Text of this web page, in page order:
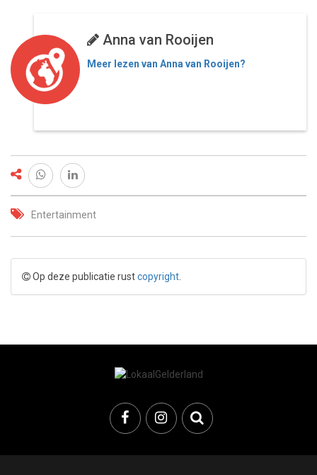
Anna van Rooijen
Meer lezen van Anna van Rooijen?
Entertainment
Op deze publicatie rustcopyright.